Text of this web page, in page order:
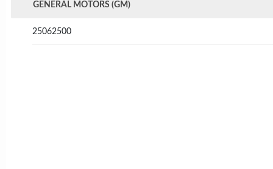
GENERAL MOTORS (GM)
25062500